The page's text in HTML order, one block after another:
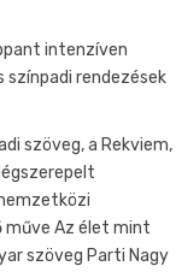
intenzíven
rendezések
szöveg, a Rekviem,
műve Az élet mint
szöveg Parti Nagy